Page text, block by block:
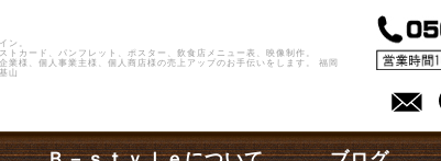
ン。
カード、パンフレット、ポスター、飲食店メニュー表、映像制作。
業様、個人事業主様、個人商店様の売上アップのお手伝いをします。 福岡
山